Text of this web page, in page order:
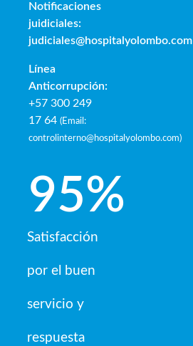
Notificaciones
juidiciales:
judiciales@hospitalyolombo.com
Línea
Anticorrupción:
+57 300 249
17 64 (Email:
controlinterno@hospitalyolombo.com)
Satisfacción
por el buen
servicio y
respuesta
95%